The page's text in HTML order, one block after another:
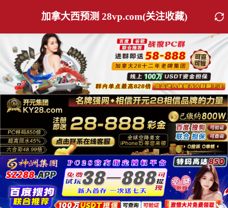
加拿大西预测 28vp.com(关注收藏)